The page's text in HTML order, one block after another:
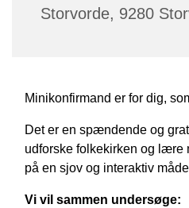
Storvorde, 9280
Minikonfirmand er for dig,
Det er en spændende og
udforske folkekirken og lære
på en sjov og interaktiv
Vi vil sammen undersøge: